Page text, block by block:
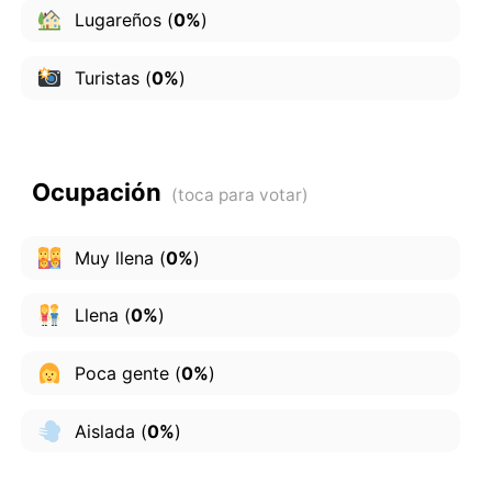
Lugareños(0%)
Turistas(0%)
Ocupación
Muy llena (0%)
Llena (0%)
Poca gente(0%)
Aislada (0%)